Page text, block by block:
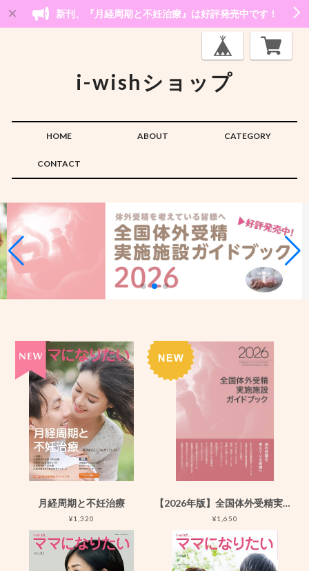
新刊、『月経周期と不妊治療』は好評発売中です！
i-wishショップ
HOME ABOUT CATEGORY
CONTACT
月経周期と不妊治療
¥1,320
【2026年版】全国体外受精実施施設ガイドブック2026
¥1,650